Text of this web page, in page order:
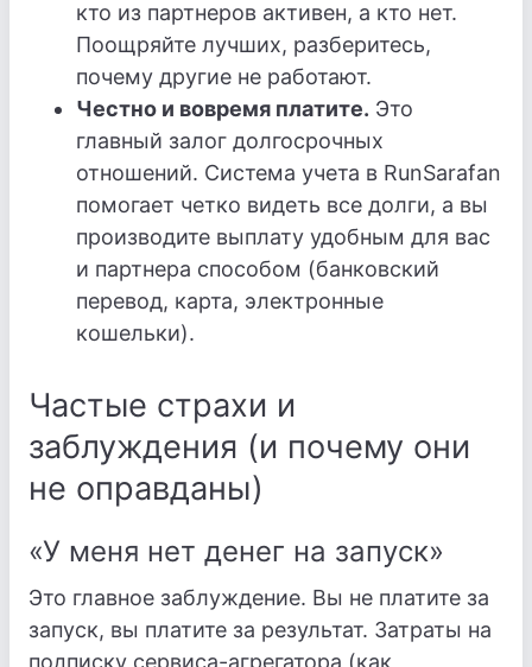
кто из партнеров активен, а кто нет.
Поощряйте лучших, разберитесь,
почему другие не работают.
Честно и вовремя платите. Это
главный залог долгосрочных
отношений. Система учета в RunSarafan
помогает четко видеть все долги, а вы
производите выплату удобным для вас
и партнера способом (банковский
перевод, карта, электронные
кошельки).
Частые страхи и
заблуждения (и почему они
не оправданы)
«У меня нет денег на запуск»
Это главное заблуждение. Вы не платите за
запуск, вы платите за результат. Затраты на
подписку сервиса-агрегатора (как